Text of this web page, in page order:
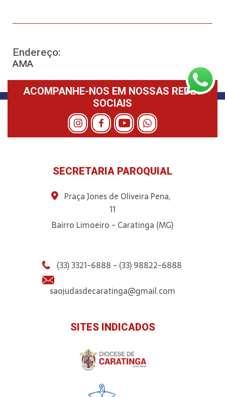
Endereço:
AMA
ACOMPANHE-NOS EM NOSSAS REDES
SOCIAIS
SECRETARIA PAROQUIAL
Praça Jones de Oliveira Pena,
11
Bairro Limoeiro - Caratinga (MG)
(33) 3321-6888 - (33) 98822-6888
saojudasdecaratinga@gmail.com
SITES INDICADOS